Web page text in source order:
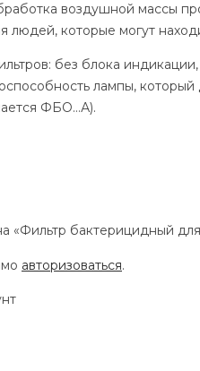
воздушной массы
людей, которые могут
без блока
лампы,
ФБО…А).
«Фильтр бактерицидный
авторизоваться.